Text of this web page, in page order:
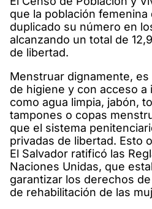
que la población
duplicado su número en
alcanzando un total de
de libertad.
Menstruar dignamente,
de higiene y con acceso a
como agua limpia, jabón,
tampones o copas
que el sistema
privadas de libertad. Esto
El Salvador ratificó las
Naciones Unidas, que
garantizar los derechos
de rehabilitación de las